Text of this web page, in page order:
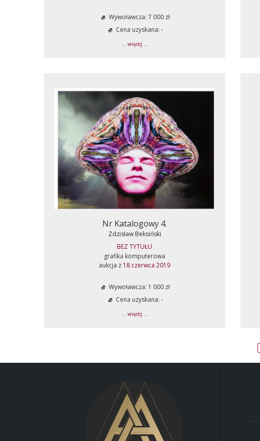
Wywoławcza: 7 000 zł
Cena uzyskana: -
... więcej ...
Nr Katalogowy 4.
Zdzisław Beksiński
BEZ TYTUŁU
grafika komputerowa
aukcja z 18 czerwca 2019
Wywoławcza: 1 000 zł
Cena uzyskana: -
... więcej ...